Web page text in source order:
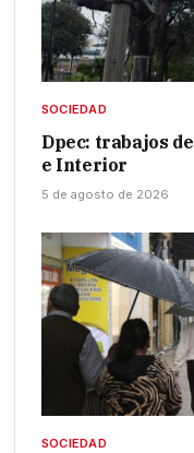
SOCIEDAD
Dpec: trabajos
e Interior
5 de agosto de 2026
SOCIEDAD